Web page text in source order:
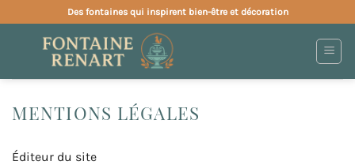
au
contenu
Des fontaines qui inspirent bien-être et décoration
MENTIONS LÉGALES
Éditeur du site